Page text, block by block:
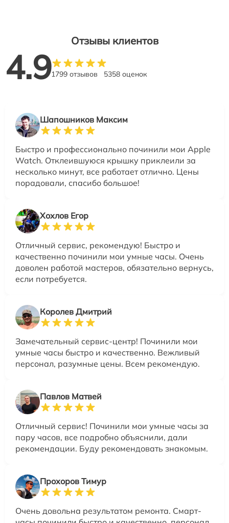
Отзывы клиентов
4.91799 отзывов 5358 оценок
Шапошников Максим
Быстро и профессионально починили мои Apple
Watch. Отклеившуюся крышку приклеили за
несколько минут, все работает отлично. Цены
порадовали, спасибо большое!
Хохлов Егор
Отличный сервис, рекомендую! Быстро и
качественно починили мои умные часы. Очень
доволен работой мастеров, обязательно вернусь,
если потребуется.
Королев Дмитрий
Замечательный сервис-центр! Починили мои
умные часы быстро и качественно. Вежливый
персонал, разумные цены. Всем рекомендую.
Павлов Матвей
Отличный сервис! Починили мои умные часы за
пару часов, все подробно объяснили, дали
рекомендации. Буду рекомендовать знакомым.
Прохоров Тимур
Очень довольна результатом ремонта. Смарт-